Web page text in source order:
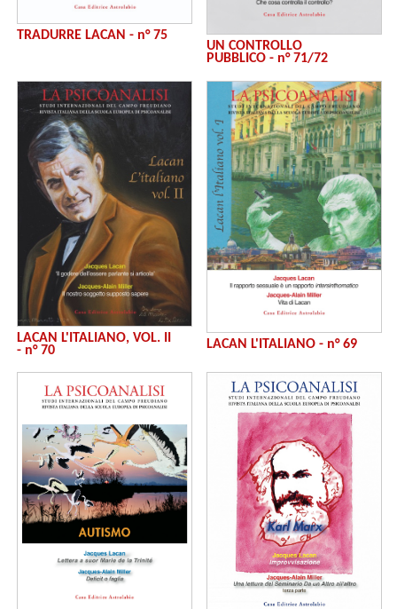
TRADURRE LACAN - n° 75
UN CONTROLLO
PUBBLICO - n° 71/72
LACAN L'ITALIANO, VOL. II
- n° 70
LACAN L'ITALIANO - n° 69